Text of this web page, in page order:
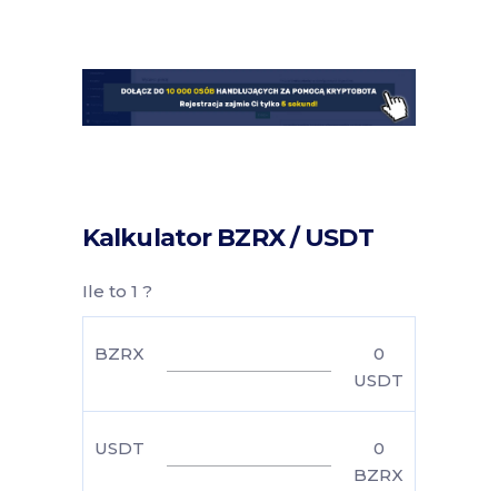
Kalkulator BZRX / USDT
Ile to 1 ?
BZRX
0
USDT
USDT
0
BZRX